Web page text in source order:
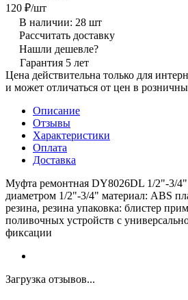
120 ₽/шт
В наличии: 28 шт
Рассчитать доставку
Нашли дешевле?
Гарантия 5 лет
Цена действительна только для
и может отличаться от цен в
Описание
Отзывы
Характеристики
Оплата
Доставка
Муфта ремонтная DY8026DL 1/2"-3/
диаметром 1/2"-3/4" материал: ABS
резина, резина упаковка: блистер
поливочных устройств с
фиксации
Загрузка отзывов...